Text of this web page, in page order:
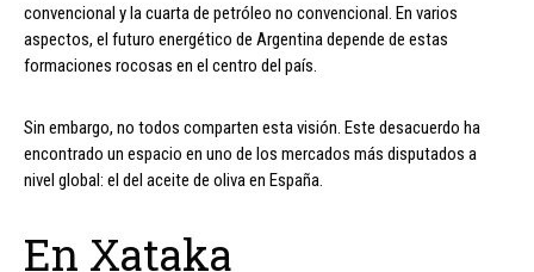
convencional y la cuarta de petróleo no convencional. En varios
aspectos, el futuro energético de Argentina depende de estas
formaciones rocosas en el centro del país.
Sin embargo, no todos comparten esta visión. Este desacuerdo ha
encontrado un espacio en uno de los mercados más disputados a
nivel global: el del aceite de oliva en España.
En Xataka